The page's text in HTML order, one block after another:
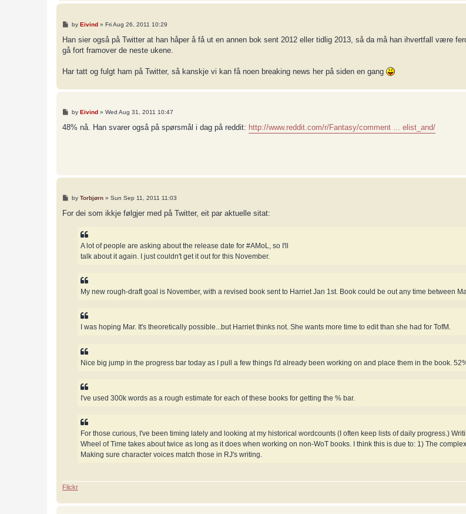
P
s
by Eivind» Fri Aug 26, 2011 10:29
Han sier også på Twitter at han håper å få ut en annen bok sent 2012 eller tidlig 2013, så da må han ihvertfall være
gå fort framover de neste ukene.
Har tatt og fulgt ham på Twitter, så kanskje vi kan få noen breaking news her på siden en gang
P
s
by Eivind» Wed Aug 31, 2011 10:47
48% nå. Han svarer også på spørsmål i dag på reddit: http://www.reddit.com/r/Fantasy/comment ... elist_and/
P
s
by Torbjørn» Sun Sep 11, 2011 11:03
For dei som ikkje følgjer med på Twitter, eit par aktuelle sitat:
A lot of people are asking about the release date for #AMoL, so I'll
talk about it again. I just couldn't get it out for this November.
My new rough-draft goal is November, with a revised book sent to Harriet Jan 1st. Book could be out any time between
I was hoping Mar. It's theoretically possible...but Harriet thinks not. She wants more time to edit than she had for TofM.
Nice big jump in the progress bar today as I pull a few things I'd already been working on and place them in the book.
I've used 300k words as a rough estimate for each of these books for getting the % bar.
For those curious, I've been timing lately and looking at my historical wordcounts (I often keep lists of daily progress.)
Wheel of Time takes about twice as long as it does when working on non-WoT books. I think this is due to: 1) The
Making sure character voices match those in RJ's writing.
Flickr